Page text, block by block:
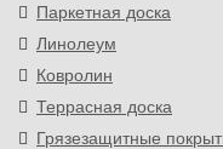
Паркетная доска
Линолеум
Ковролин
Террасная доска
Грязезащитные